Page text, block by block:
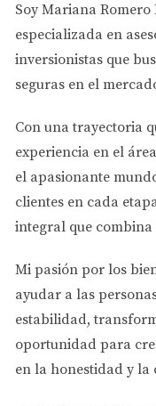
ajuste a tu
Además, las
zonas turísticas
inversionistas que
Gestión de
Una de las
inversionistas es la
especialmente si
servicios de gestión
de todo, desde el
de inquilinos, lo
que estar presente
Soy Mariana Romero
especializada en
inversionistas que
seguras en el
Con una trayectoria
experiencia en el
el apasionante
clientes en cada
integral que combina
Mi pasión por los
ayudar a las
estabilidad,
oportunidad para
en la honestidad y la